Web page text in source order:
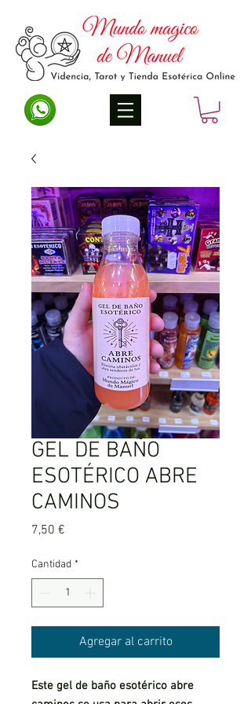
GEL DE BAÑO
ESOTÉRICO ABRE
CAMINOS
7,50 €
Cantidad *
Agregar al carrito
Este gel de baño esotérico abre